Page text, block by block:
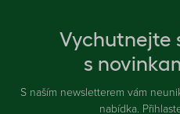
Vychutnejte
s
S naším newsletterem vám
nabídka.